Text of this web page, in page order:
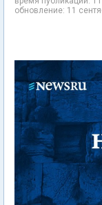
обновление: 11